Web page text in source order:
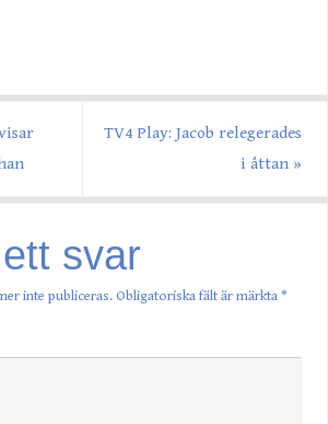
TV4 Play: Jacob relegerades
i åttan »
svar
inte publiceras. Obligatoriska fält är märkta *